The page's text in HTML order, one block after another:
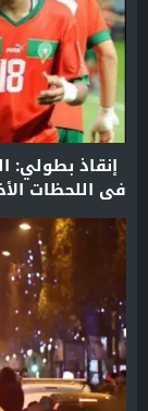
في اللحظات